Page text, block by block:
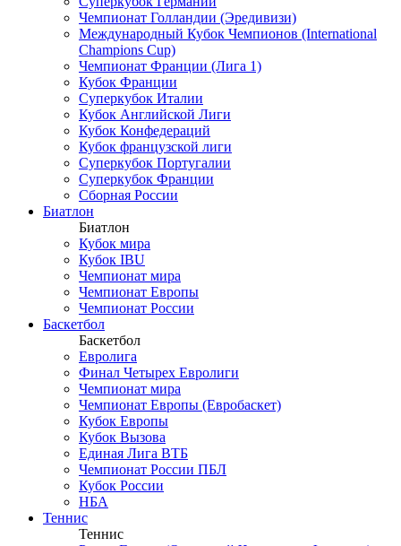
Чемпионат Голландии (Эредивизи)
Международный Кубок Чемпионов (International
Champions Cup)
Чемпионат Франции (Лига 1)
Кубок Франции
Суперкубок Италии
Кубок Английской Лиги
Кубок Конфедераций
Кубок французской лиги
Суперкубок Португалии
Суперкубок Франции
Сборная России
Биатлон
Биатлон
Кубок мира
Кубок IBU
Чемпионат мира
Чемпионат Европы
Чемпионат России
Баскетбол
Баскетбол
Евролига
Финал Четырех Евролиги
Чемпионат мира
Чемпионат Европы (Евробаскет)
Кубок Европы
Кубок Вызова
Единая Лига ВТБ
Чемпионат России ПБЛ
Кубок России
НБА
Теннис
Теннис